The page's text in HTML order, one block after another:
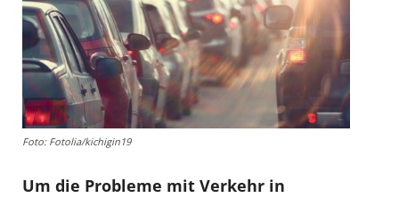
Foto: Fotolia/kichigin19
Um die Probleme mit Verkehr in